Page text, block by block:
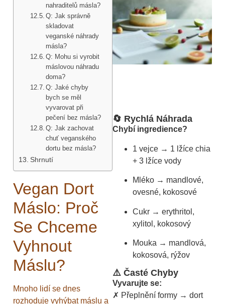
nahraditelů másla?
Q: Jak správně
skladovat
veganské náhrady
másla?
Q: Mohu si vyrobit
máslovou náhradu
doma?
Q: Jaké chyby
bych se měl
vyvarovat při
pečení bez másla?
Q: Jak zachovat
chuť veganského
dortu bez másla?
Shrnutí
Vegan Dort
Máslo: Proč
Se Chceme
Vyhnout
Máslu?
Mnoho lidí se dnes
rozhoduje vyhýbat máslu a
🔄 Rychlá Náhrada
Chybí ingredience?
1 vejce → 1 lžíce chia
+ 3 lžíce vody
Mléko → mandlové,
ovesné, kokosové
Cukr → erythritol,
xylitol, kokosový
Mouka → mandlová,
kokosová, rýžov
⚠️ Časté Chyby
Vyvarujte se:
✗ Přeplnění formy → dort